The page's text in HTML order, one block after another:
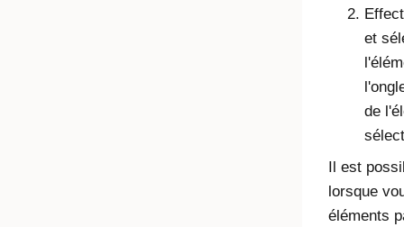
et
de
Il est
lorsque
éléments